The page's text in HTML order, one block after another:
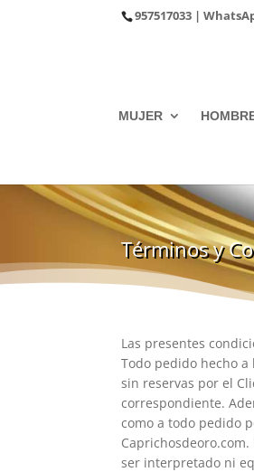
957517033 |
MUJER
Términos y
Las presentes
Todo pedido hecho
sin reservas por el
correspondiente.
como a todo pedido
ser interpretado ni